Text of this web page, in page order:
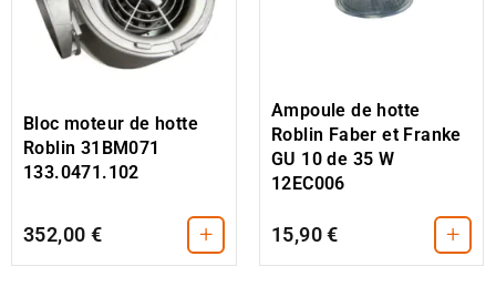
Bloc moteur de hotte
Roblin 31BM071
133.0471.102
352,00 € +
Ampoule de hotte
Roblin Faber et Franke
GU 10 de 35 W
12EC006
15,90 € +